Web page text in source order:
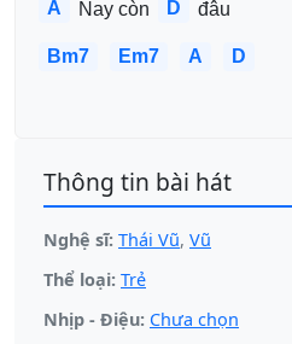
A Nay còn D đâu
Bm7 Em7 A D
Thông tin bài hát
Nghệ sĩ: Thái Vũ, Vũ
Thể loại: Trẻ
Nhịp - Điệu: Chưa chọn